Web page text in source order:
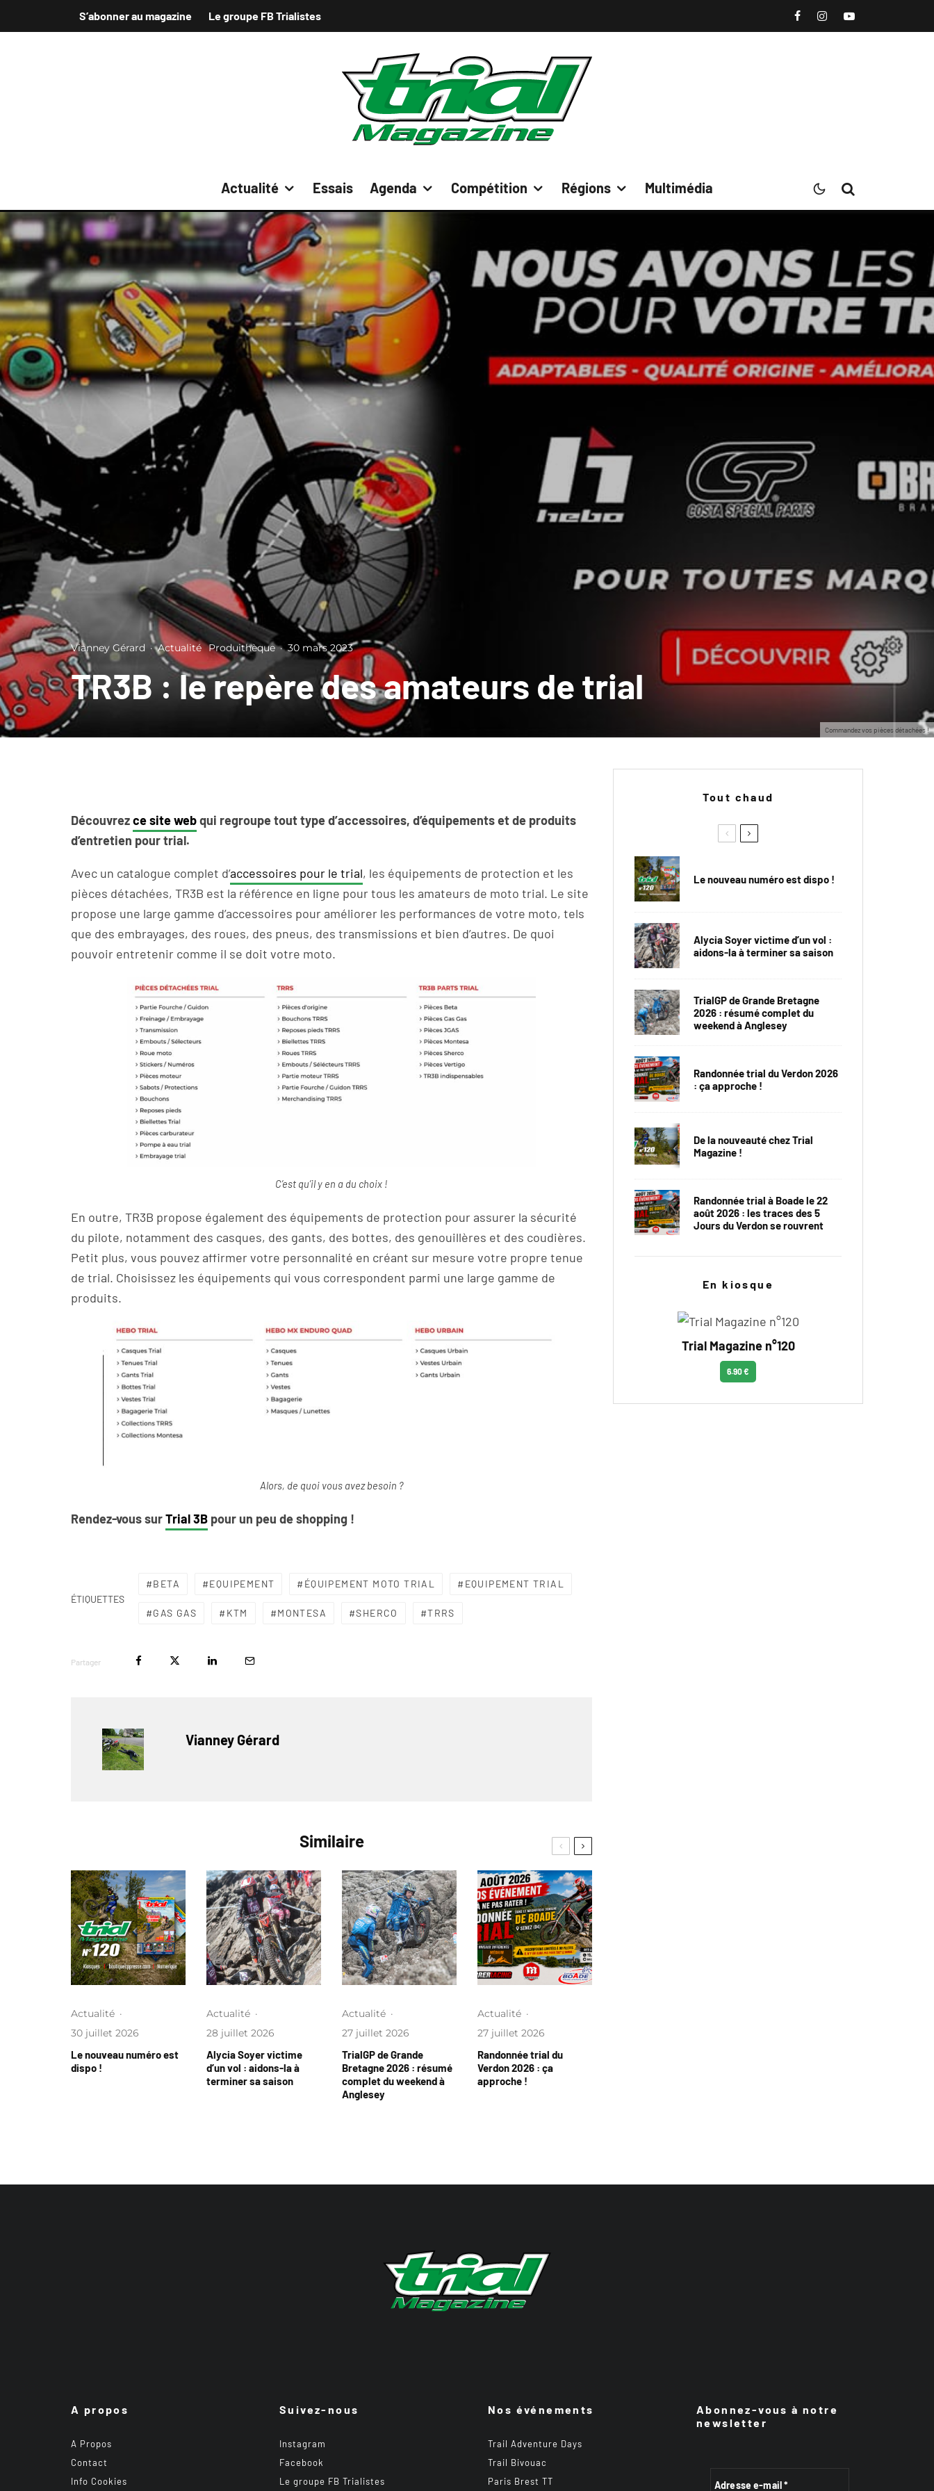
S’abonner au magazine Le groupe FB Trialistes
Actualité Essais Agenda Compétition Régions Multimédia
Commandez vos pièces détachées !
Vianney Gérard · Actualité Produithèque · 30 mars 2023
TR3B : le repère des amateurs de trial
Découvrezce site webqui regroupe tout type d’accessoires, d’équipements et de produits
d’entretien pour trial.
Avec un catalogue complet d’accessoires pour le trial, les équipements de protection et les
pièces détachées, TR3B est la référence en ligne pour tous les amateurs de moto trial. Le site
propose une large gamme d’accessoires pour améliorer les performances de votre moto, tels
que des embrayages, des roues, des pneus, des transmissions et bien d’autres. De quoi
pouvoir entretenir comme il se doit votre moto.
C’est qu’il y en a du choix !
En outre, TR3B propose également des équipements de protection pour assurer la sécurité
du pilote, notamment des casques, des gants, des bottes, des genouillères et des coudières.
Petit plus, vous pouvez affirmer votre personnalité en créant sur mesure votre propre tenue
de trial. Choisissez les équipements qui vous correspondent parmi une large gamme de
produits.
Alors, de quoi vous avez besoin ?
Rendez-vous surTrial 3B pour un peu de shopping !
ÉTIQUETTES
BETA EQUIPEMENT ÉQUIPEMENT MOTO TRIAL EQUIPEMENT TRIAL
GAS GAS KTM MONTESA SHERCO TRRS
Partager
Vianney Gérard
Similaire
Actualité ·
30 juillet 2026
Le nouveau numéro est
dispo !
Actualité ·
28 juillet 2026
Alycia Soyer victime
d’un vol : aidons-la à
terminer sa saison
Actualité ·
27 juillet 2026
TrialGP de Grande
Bretagne 2026 : résumé
complet du weekend à
Anglesey
Actualité ·
27 juillet 2026
Randonnée trial du
Verdon 2026 : ça
approche !
Tout chaud
Le nouveau numéro est dispo !
Alycia Soyer victime d’un vol :
aidons-la à terminer sa saison
TrialGP de Grande Bretagne
2026 : résumé complet du
weekend à Anglesey
Randonnée trial du Verdon 2026
: ça approche !
De la nouveauté chez Trial
Magazine !
Randonnée trial à Boade le 22
août 2026 : les traces des 5
Jours du Verdon se rouvrent
En kiosque
Trial Magazine n°120
6.90 €
A propos
A Propos
Contact
Info Cookies
Suivez-nous
Instagram
Facebook
Le groupe FB Trialistes
Nos événements
Trail Adventure Days
Trail Bivouac
Paris Brest TT
Abonnez-vous à notre
newsletter